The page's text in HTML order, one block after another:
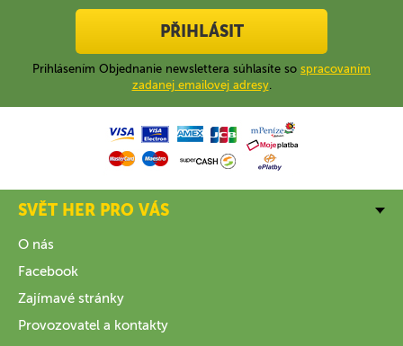
PŘIHLÁSIT
Prihlásením Objednanie newslettera súhlasíte so spracovaním
zadanej emailovej adresy.
SVĚT HER PRO VÁS
O nás
Facebook
Zajímavé stránky
Provozovatel a kontakty